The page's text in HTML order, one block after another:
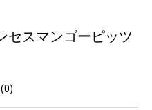
セスマンゴーピッツ
(0)